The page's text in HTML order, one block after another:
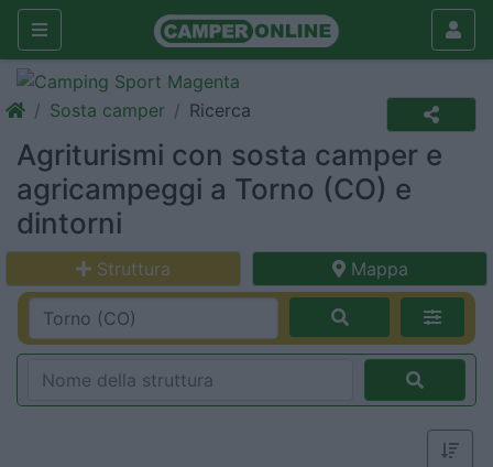
Sosta camper Ricerca
Agriturismi con sosta camper e
agricampeggi a Torno (CO) e
dintorni
Struttura Mappa